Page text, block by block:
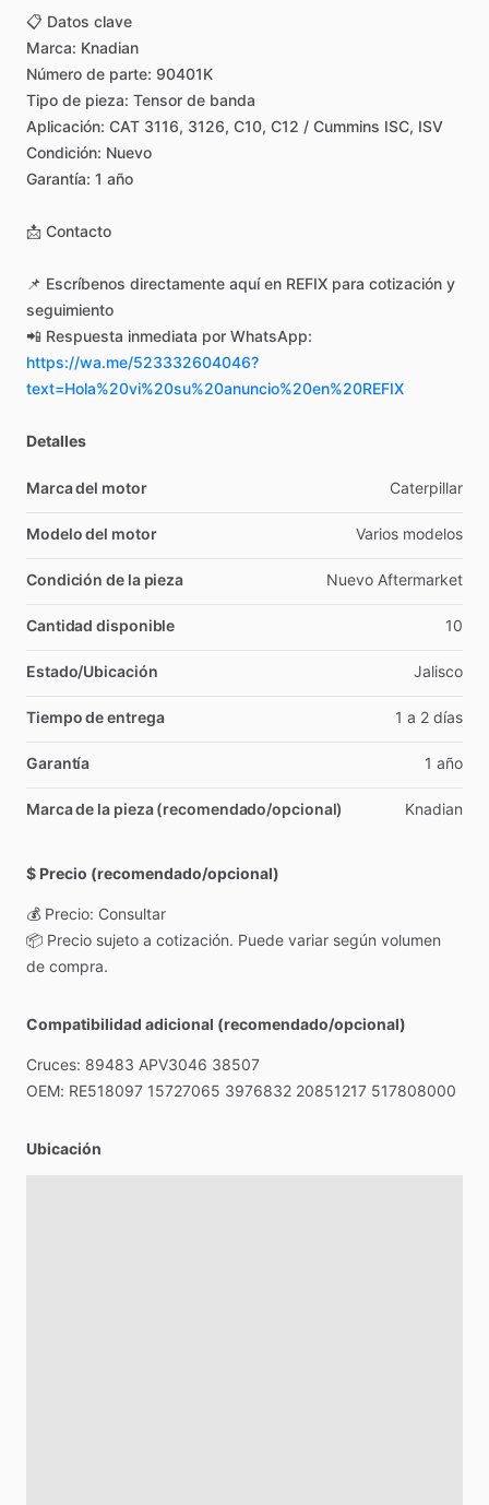
📋 Datos clave
Marca: Knadian
Número de parte: 90401K
Tipo de pieza: Tensor de banda
Aplicación: CAT 3116, 3126, C10, C12 ​/​ Cummins ISC, ISV
Condición: Nuevo
Garantía: 1 año
📩 Contacto
📌 Escríbenos directamente aquí en REFIX para cotización y
seguimiento
📲 Respuesta inmediata por WhatsApp:
https://wa.me/523332604046?
text=Hola%20vi%20su%20anuncio%20en%20REFIX
Detalles
Marca del motor Caterpillar
Modelo del motor Varios modelos
Condición de la pieza Nuevo Aftermarket
Cantidad disponible 10
Estado/Ubicación Jalisco
Tiempo de entrega 1 a 2 días
Garantía 1 año
Marca de la pieza (recomendado/opcional) Knadian
$ Precio (recomendado/opcional)
💰 Precio: Consultar
📦 Precio sujeto a cotización. Puede variar según volumen
de compra.
Compatibilidad adicional (recomendado/opcional)
Cruces: 89483 APV3046 38507
OEM: RE518097 15727065 3976832 20851217 517808000
Ubicación